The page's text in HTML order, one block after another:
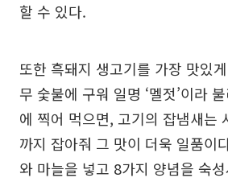
할 수 있다.
또한 흑돼지 생고기를 가장 맛있
무 숯불에 구워 일명 ‘멜젓’이라
에 찍어 먹으면, 고기의 잡냄새는
까지 잡아줘 그 맛이 더욱 일품이
와 마늘을 넣고 8가지 양념을 숙